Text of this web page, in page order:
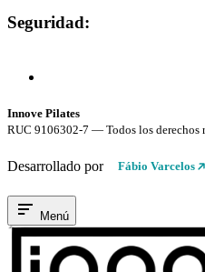
Seguridad:
Innove Pilates
RUC 9106302-7 — Todos los derechos
Desarrollado por Fábio Varcelos
Menú